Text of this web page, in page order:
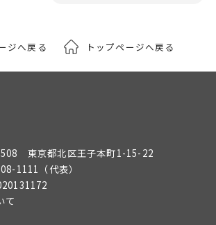
ジへ戻る トップページへ戻る
東京都北区王子本町1-15-22
1111 （代表）
て